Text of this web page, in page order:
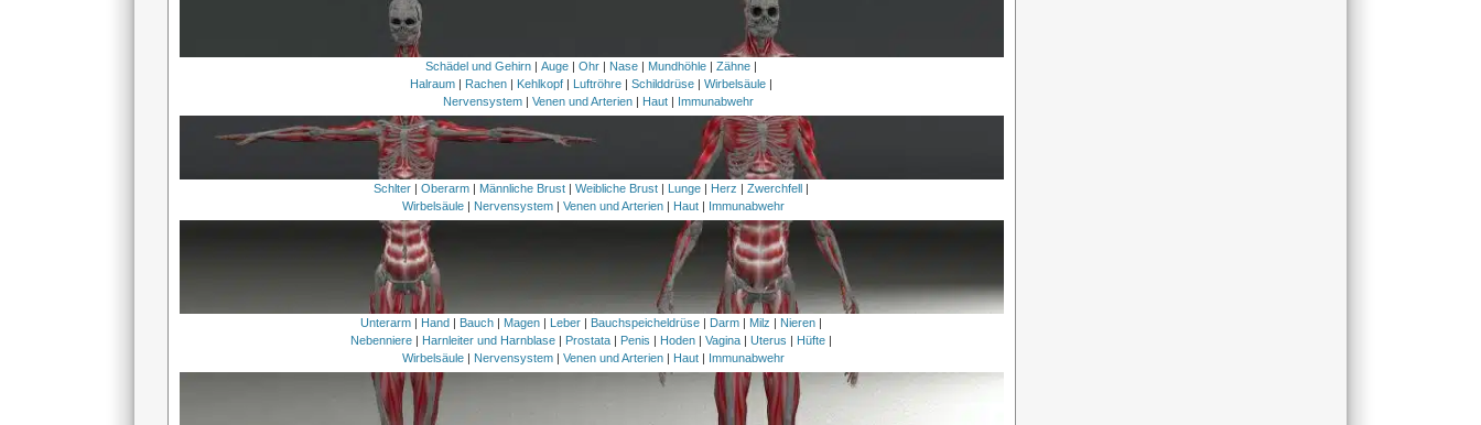
Schädel und Gehirn |Auge |Ohr | Nase | Mundhöhle |Zähne |
Halraum | Rachen | Kehlkopf | Luftröhre |Schilddrüse |Wirbelsäule |
Nervensystem| Venen und Arterien| Haut| Immunabwehr
Schlter |Oberarm Männliche Brust |Weibliche Brust Lunge Herz |Zwerchfell
Wirbelsäule| Nervensystem| Venen und Arterien| Haut| Immunabwehr
Unterarm | Hand | Bauch | Magen | Leber | Bauchspeicheldrüse | Darm | Milz | Nieren |
Nebenniere | Harnleiter und Harnblase | Prostata | Penis | Hoden |Vagina |Uterus | Hüfte |
Wirbelsäule| Nervensystem| Venen und Arterien| Haut| Immunabwehr